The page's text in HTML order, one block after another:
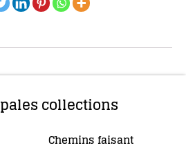
collections
Chemins faisant